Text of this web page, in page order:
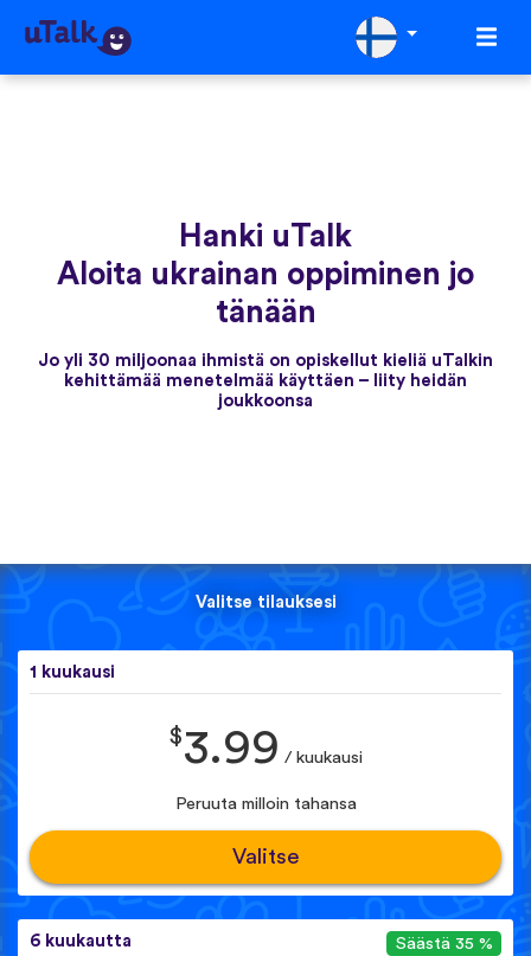
Hanki uTalk
Aloita ukrainan oppiminen jo
tänään
Jo yli 30 miljoonaa ihmistä on opiskellut kieliä uTalkin
kehittämää menetelmää käyttäen – liity heidän
joukkoonsa
Valitse tilauksesi
1 kuukausi
$3.99 / kuukausi
Peruuta milloin tahansa
Valitse
6 kuukautta Säästä 35 %